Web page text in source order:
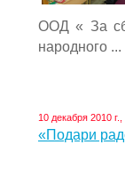
ООД « За
народного ...
10 декабря 2010
«Подари